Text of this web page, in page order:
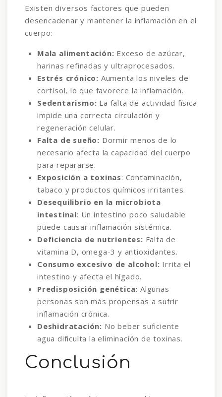
Existen diversos factores que pueden
desencadenar y mantener la inflamación en el
cuerpo:
Mala alimentación: Exceso de azúcar,
harinas refinadas y ultraprocesados.
Estrés crónico: Aumenta los niveles de
cortisol, lo que favorece la inflamación.
Sedentarismo: La falta de actividad física
impide una correcta circulación y
regeneración celular.
Falta de sueño: Dormir menos de lo
necesario afecta la capacidad del cuerpo
para repararse.
Exposición a toxinas: Contaminación,
tabaco y productos químicos irritantes.
Desequilibrio en la microbiota
intestinal: Un intestino poco saludable
puede causar inflamación sistémica.
Deficiencia de nutrientes: Falta de
vitamina D, omega-3 y antioxidantes.
Consumo excesivo de alcohol: Irrita el
intestino y afecta el hígado.
Predisposición genética: Algunas
personas son más propensas a sufrir
inflamación crónica.
Deshidratación: No beber suficiente
agua dificulta la eliminación de toxinas.
Conclusión